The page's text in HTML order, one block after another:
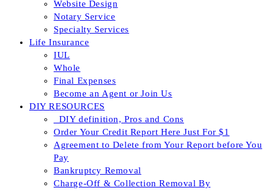
Website Design
Notary Service
Specialty Services
Life Insurance
IUL
Whole
Final Expenses
Become an Agent or Join Us
DIY RESOURCES
_DIY definition, Pros and Cons
Order Your Credit Report Here Just For $1
Agreement to Delete from Your Report before You
Pay
Bankruptcy Removal
Charge-Off & Collection Removal By